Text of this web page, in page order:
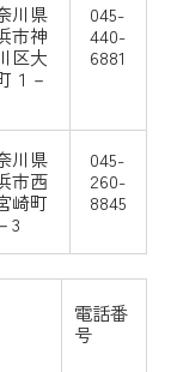
川県
市神
区大
１－
045-
440-
6881
川県
市西
崎町
3
045-
260-
8845
電話番
号